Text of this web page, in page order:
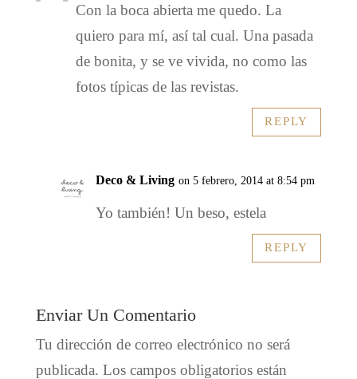
Con la boca abierta me quedo. La
quiero para mí, así tal cual. Una pasada
de bonita, y se ve vivida, no como las
fotos típicas de las revistas.
REPLY
Deco & Living on 5 febrero, 2014 at 8:54 pm
Yo también! Un beso, estela
REPLY
Enviar Un Comentario
Tu dirección de correo electrónico no será
publicada. Los campos obligatorios están